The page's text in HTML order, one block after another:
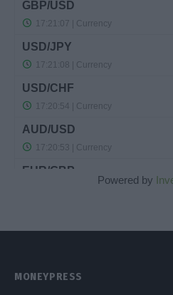
Powered by
MONEYPRESS